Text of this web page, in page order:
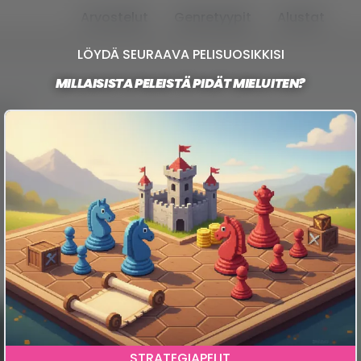
eli massiiviset moninpelit. Näissä peleissä
on eeppisiä ryöstöretkiä, kaupungin vilinää ja
pelityyppi tarjoaa.
ilman, että tarvitsee kaivaa lompakkoa.
koneelle. Ja koska uutta sisältöä tulee koko
Enlisted
LÖYDÄ SEURAAVA PELISUOSIKKISI
MILLAISISTA PELEISTÄ PIDÄT MIELUITEN?